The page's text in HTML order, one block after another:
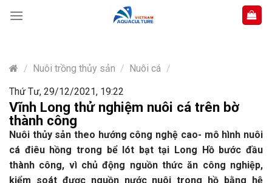
content
/ Nuôi trồng thủy sản / Nuôi cá /
Thứ Tư, 29/12/2021, 19:22
Vĩnh Long thử nghiệm nuôi cá trên bờ
thành công
Nuôi thủy sản theo hướng công nghệ cao- mô hình nuôi
cá điêu hồng trong bể lót bạt tại Long Hồ bước đầu
thành công, vì chủ động nguồn thức ăn công nghiệp,
kiểm soát được nguồn nước nuôi trong hồ bằng hệ